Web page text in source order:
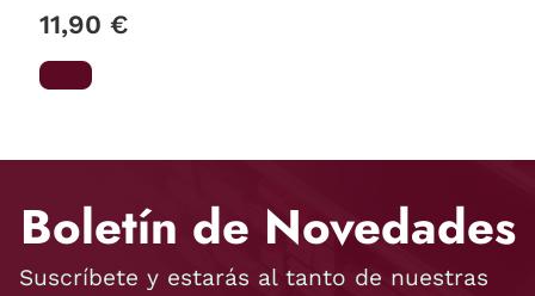
11,90 €
Boletín de Novedades
Suscríbete y estarás al tanto de nuestras